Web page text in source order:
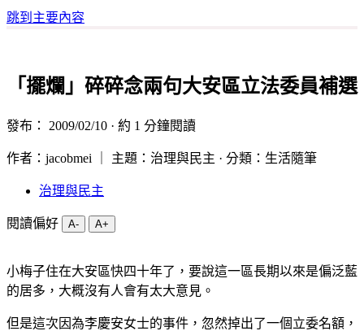
跳到主要內容
「擺爛」碎碎念兩句大安區立法委員補選
發布： 2009/02/10 · 約 1 分鐘閱讀
作者：jacobmei ｜ 主題：治理與民主 · 分類：生活隨筆
治理與民主
閱讀偏好 A- A+
小梅子住在大安區快四十年了，要說這一區長期以來是偏泛藍
的居多，大概沒有人會有太大意見。
但是這次因為李慶安女士的事件，忽然掉出了一個立委名額，